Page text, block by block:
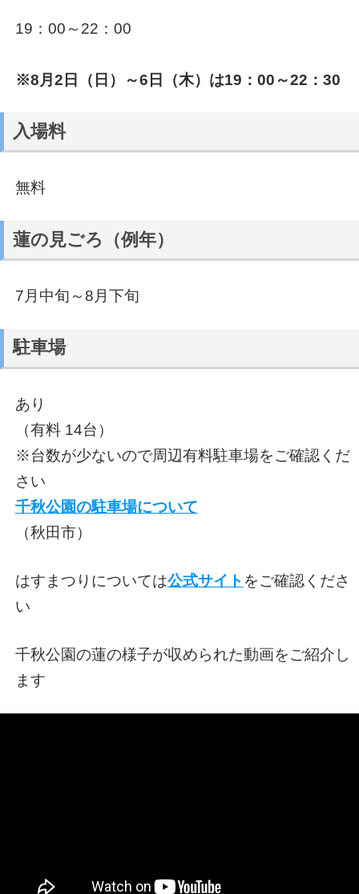
19：00～22：00
※8月2日（日）～6日（木）は19：00～22：30
入場料
無料
蓮の見ごろ（例年）
7月中旬～8月下旬
駐車場
あり
（有料 14台）
※台数が少ないので周辺有料駐車場をご確認くだ
さい
千秋公園の駐車場について
（秋田市）
はすまつりについては公式サイト をご確認くださ
い
千秋公園の蓮の様子が収められた動画をご紹介し
ます